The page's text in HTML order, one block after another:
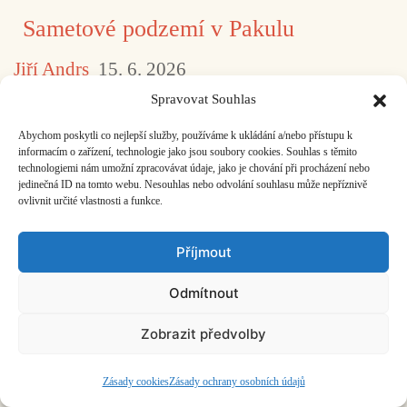
Spravovat Souhlas
Abychom poskytli co nejlepší služby, používáme k ukládání a/nebo přístupu k
informacím o zařízení, technologie jako jsou soubory cookies. Souhlas s těmito
technologiemi nám umožní zpracovávat údaje, jako je chování při procházení nebo
jedinečná ID na tomto webu. Nesouhlas nebo odvolání souhlasu může nepříznivě
ovlivnit určité vlastnosti a funkce.
Příjmout
Odmítnout
Zobrazit předvolby
Zásady cookiesZásady ochrany osobních údajů
Sametové podzemí v Pakulu
Jiří Andrs 15. 6. 2026
Jediný český koncert Velvet Underground se
uskutečnil 13. června 1993.
Busking aneb Hledání
12. 6. 2026
Ensemble Opera Diversa se rozloučil s
Masterclass s Barbarou Hannigan